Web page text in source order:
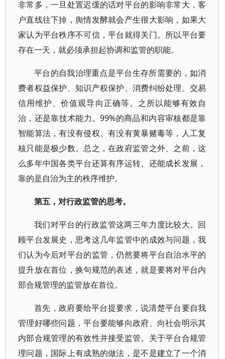
非常多，一旦处置迟缓的话对平台的影响非常大，客
户直线往下掉，舆情发酵就会产生很大影响，如果大
家认为平台秩序不可信，平台就得关门。所以平台要
存在一天，就必须承担起协调和监管的职能。
平台的自我治理重点是平台生存所需要的，如消
费者权益保护、知识产权保护、消费纠纷处理、交易
信用维护、价值观导向正确等。之所以能够有效自
治，还是靠技术能力。99%的商品和内容审核都是靠
智能算法，有没有侵权、有没有黄暴赌毒等，人工复
核只能是极少数。总之，在政府监管之外、之前，这
么多年中国各类平台还算有序运转、还能成长发展，
靠的是自治为主的秩序维护。
第五，对行政监管的思考。
我们对平台的行政监管这两三年力度比较大。回
顾平台发展史，思考这几年监管中的成效与问题，我
们认为今后对平台的监管，仍然要将平台自治水平的
提升放在首位，换句规范的表述，就是要将对平台内
部合规管理的监管放在首位。
首先，政府要给平台提要求，说清楚平台要自我
管理好哪些问题，平台要能够向政府、向社会明示其
内部合规管理的有效性并接受监管。关于平台合规管
理问题，国际上有成熟的做法，是不是建立了一个消